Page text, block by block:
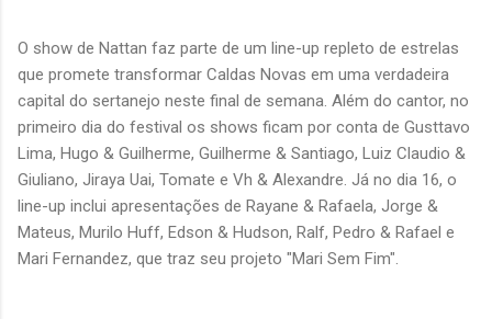
O show de Nattan faz parte de um line-up repleto de estrelas
que promete transformar Caldas Novas em uma verdadeira
capital do sertanejo neste final de semana. Além do cantor, no
primeiro dia do festival os shows ficam por conta de Gusttavo
Lima, Hugo & Guilherme, Guilherme & Santiago, Luiz Claudio &
Giuliano, Jiraya Uai, Tomate e Vh & Alexandre. Já no dia 16, o
line-up inclui apresentações de Rayane & Rafaela, Jorge &
Mateus, Murilo Huff, Edson & Hudson, Ralf, Pedro & Rafael e
Mari Fernandez, que traz seu projeto "Mari Sem Fim".